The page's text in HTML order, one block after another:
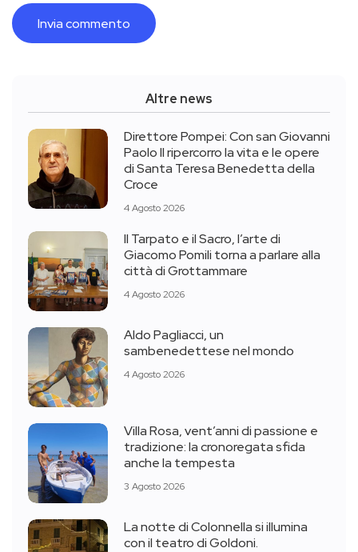
Altre news
Direttore Pompei: Con san Giovanni
Paolo II ripercorro la vita e le opere
di Santa Teresa Benedetta della
Croce
4 Agosto 2026
Il Tarpato e il Sacro, l’arte di
Giacomo Pomili torna a parlare alla
città di Grottammare
4 Agosto 2026
Aldo Pagliacci, un
sambenedettese nel mondo
4 Agosto 2026
Villa Rosa, vent’anni di passione e
tradizione: la cronoregata sfida
anche la tempesta
3 Agosto 2026
La notte di Colonnella si illumina
con il teatro di Goldoni.